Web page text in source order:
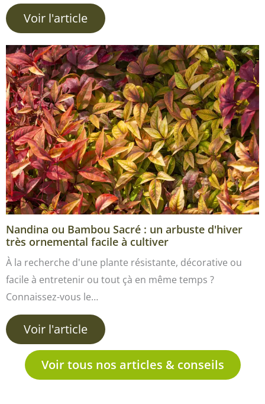
Voir l'article
Nandina ou Bambou Sacré : un arbuste d'hiver
très ornemental facile à cultiver
À la recherche d'une plante résistante, décorative ou
facile à entretenir ou tout çà en même temps ?
Connaissez-vous le…
Voir l'article
Voir tous nos articles & conseils